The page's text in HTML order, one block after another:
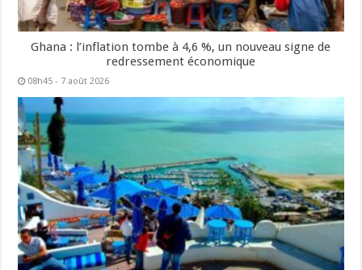
Ghana : l’inflation tombe à 4,6 %, un nouveau signe de
redressement économique
08h45 - 7 août 2026